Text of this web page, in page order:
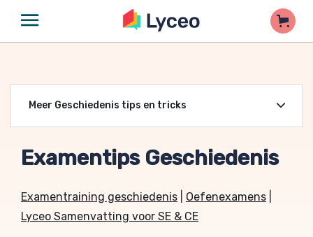
Meer Geschiedenis tips en tricks
Examentips Geschiedenis
Examentraining geschiedenis Oefenexamens
Lyceo Samenvatting voor SE & CE